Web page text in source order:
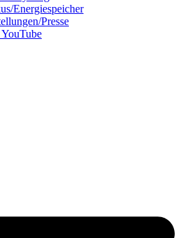
Energiespeicher
Presse